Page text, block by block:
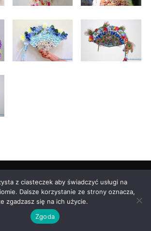
|Deklaracja dostępności| Realizacjadarmedia.pl
z ciasteczek aby świadczyć usługi na
Dalsze korzystanie ze strony oznacza,
zgadzasz się na ich użycie.
Zgoda